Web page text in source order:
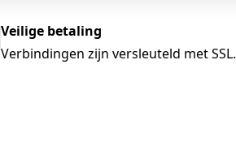
Veilige betaling
Verbindingen zijn versleuteld met SSL.